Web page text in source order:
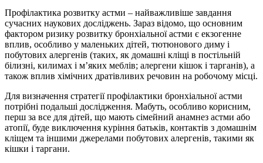
Профілактика розвитку астми – найважливіше завдання
сучасних наукових досліджень. Зараз відомо, що основним
фактором ризику розвитку бронхіальної астми є екзогенне
вплив, особливо у маленьких дітей, тютюнового диму і
побутових алергенів (таких, як домашні кліщі в постільній
білизні, килимах і м’яких меблів; алергени кішок і тарганів), а
також вплив хімічних дратівливих речовин на робочому місці.
Для визначення стратегії профілактики бронхіальної астми
потрібні подальші дослідження. Мабуть, особливо корисним,
перш за все для дітей, що мають сімейний анамнез астми або
атопії, буде виключення куріння батьків, контактів з домашнім
кліщем та іншими джерелами побутових алергенів, такими як
кішки і таргани.